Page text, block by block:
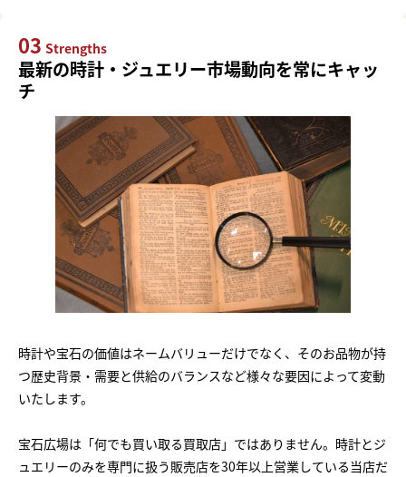
03 Strengths
最新の時計・ジュエリー市場動向を常にキャッ
チ
時計や宝石の価値はネームバリューだけでなく、そのお品物が持
つ歴史背景・需要と供給のバランスなど様々な要因によって変動
いたします。
宝石広場は「何でも買い取る買取店」ではありません。時計とジ
ュエリーのみを専門に扱う販売店を30年以上営業している当店だ